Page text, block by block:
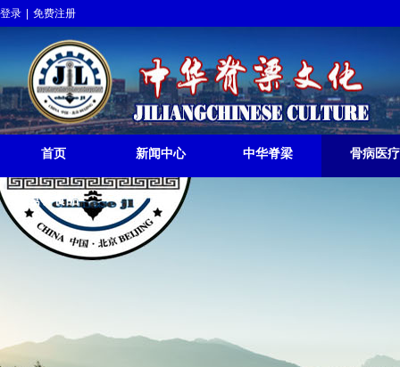
中华脊梁挺起
JILIANGCHINESE
首页 新闻中心 中华脊梁 骨病医疗
营养食品 更多
登录 免费注册